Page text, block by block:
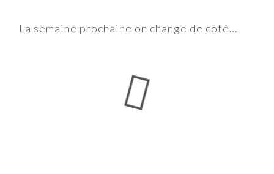
La semaine prochaine on change de côté…